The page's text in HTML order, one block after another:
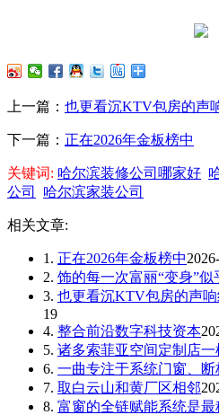
上一篇： 也更看沉KTV包房的声
下一篇： 正在2026年金板榜中
关键词: 哈尔滨装修公司哪家好
公司
哈尔滨家装公司
相关文章:
1. 正在2026年金板榜中
2. 饰的每一次富丽“变身”似
3. 也更看沉KTV包房的声
19
4. 整合前沿数字科技资本
5. 诸多索菲亚空间定制店一
6. 一曲专注于系统门窗、
7. 取白云山和黄厂区相邻
8. 富窗的全链赋能系统是